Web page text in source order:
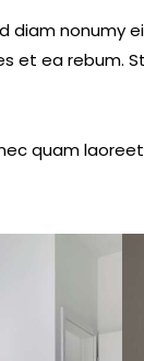
diam
et ea rebum.
quam